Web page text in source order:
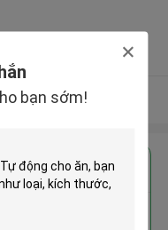
bạn sớm!
cho